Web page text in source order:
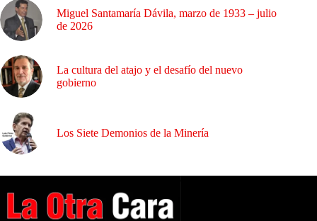
Miguel Santamaría Dávila, marzo de 1933 – julio
de 2026
La cultura del atajo y el desafío del nuevo
gobierno
Los Siete Demonios de la Minería